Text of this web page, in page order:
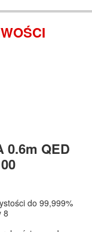
0.6m QED
do 99,999%
8